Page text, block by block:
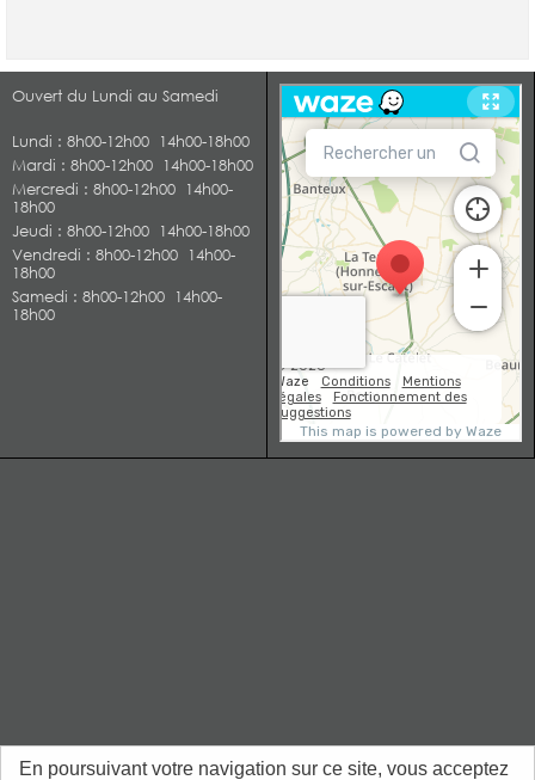
En poursuivant votre navigation sur ce site, vous acceptez
Ouvert du Lundi au Samedi
Lundi : 8h00-12h00 14h00-18h00
Mardi : 8h00-12h00 14h00-18h00
Mercredi : 8h00-12h00 14h00-
18h00
Jeudi : 8h00-12h00 14h00-18h00
Vendredi : 8h00-12h00 14h00-
18h00
Samedi : 8h00-12h00 14h00-
18h00